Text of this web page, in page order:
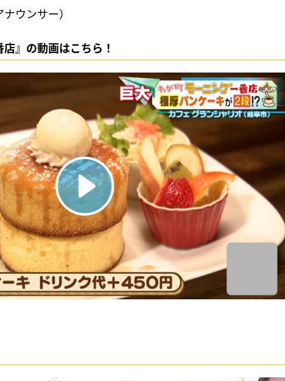
ウンサー）
店』の動画はこちら！